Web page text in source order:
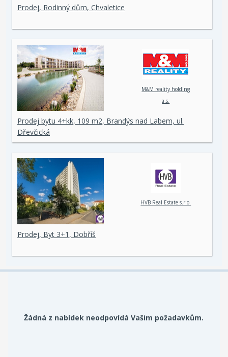
Prodej, Rodinný dům, Chvaletice
M&M reality holding
a.s.
Prodej bytu 4+kk, 109 m2, Brandýs nad Labem, ul.
Dřevčická
HVB Real Estate s.r.o.
Prodej, Byt 3+1, Dobříš
Žádná z nabídek neodpovídá Vašim požadavkům.